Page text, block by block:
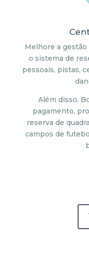
Melhore a
o sistema de
pessoais, pistas,
Além disso,
pagamento,
reserva de
campos de